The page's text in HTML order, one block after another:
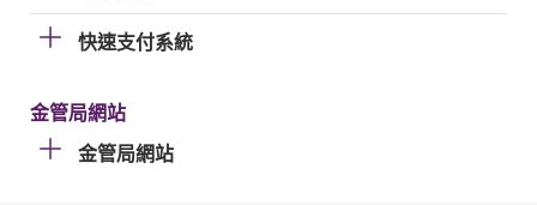
快速支付系統
金管局網站
金管局網站